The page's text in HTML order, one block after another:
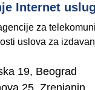
Internet
za
uslova za
19, Beograd
25, Zrenjanin